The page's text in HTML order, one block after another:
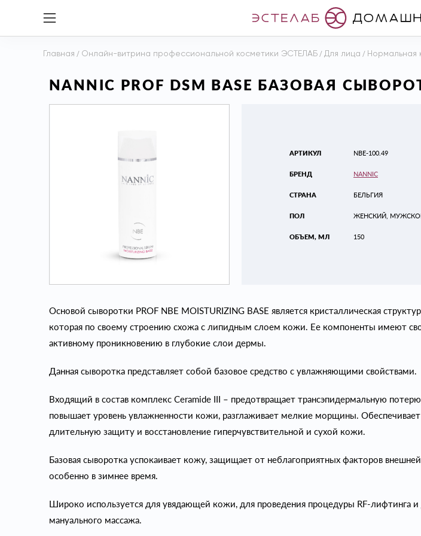
Главная / Онлайн-витрина профессиональной косметики ЭСТЕЛАБ / Для лица / Нормальная
NANNIC PROF DSM BASE БАЗОВАЯ
АРТИКУЛ
БРЕНД
СТРАНА
ПОЛ
ОБЪЕМ, МЛ
NBE-100.49
NANNIC
БЕЛЬГИЯ
ЖЕНСКИЙ,
150
Основой сыворотки PROF NBE MOISTURIZING BASE является кристаллическая
которая по своему строению схожа с липидным слоем кожи. Ее компоненты имеют
активному проникновению в глубокие слои дермы.
Данная сыворотка представляет собой базовое средство c увлажняющими свойствами.
Входящий в состав комплекс Ceramide III – предотвращает трансэпидермальную потерю
повышает уровень увлажненности кожи, разглаживает мелкие морщины. Обеспечивает
длительную защиту и восстановление гиперчувствительной и сухой кожи.
Базовая сыворотка успокаивает кожу, защищает от неблагоприятных факторов
особенно в зимнее время.
Широко используется для увядающей кожи, для проведения процедуры RF-лифтинга и
мануального массажа.